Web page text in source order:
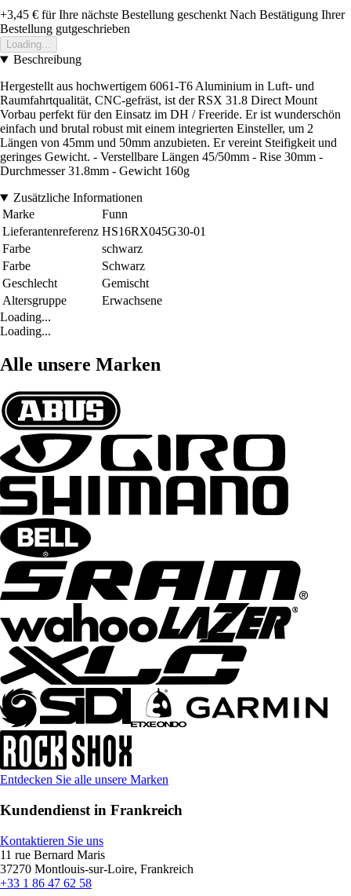
+3,45 € für Ihre nächste Bestellung geschenkt Nach Bestätigung Ihrer
Bestellung gutgeschrieben
Loading...
Beschreibung
Hergestellt aus hochwertigem 6061-T6 Aluminium in Luft- und
Raumfahrtqualität, CNC-gefräst, ist der RSX 31.8 Direct Mount
Vorbau perfekt für den Einsatz im DH / Freeride. Er ist wunderschön
einfach und brutal robust mit einem integrierten Einsteller, um 2
Längen von 45mm und 50mm anzubieten. Er vereint Steifigkeit und
geringes Gewicht. - Verstellbare Längen 45/50mm - Rise 30mm -
Durchmesser 31.8mm - Gewicht 160g
Zusätzliche Informationen
Marke
Funn
Lieferantenreferenz HS16RX045G30-01
Farbe
schwarz
Farbe
Schwarz
Geschlecht
Gemischt
Altersgruppe
Erwachsene
Loading...
Loading...
Alle unsere Marken
Entdecken Sie alle unsere Marken
Kundendienst in Frankreich
Kontaktieren Sie uns
11 rue Bernard Maris
37270 Montlouis-sur-Loire, Frankreich
+33 1 86 47 62 58